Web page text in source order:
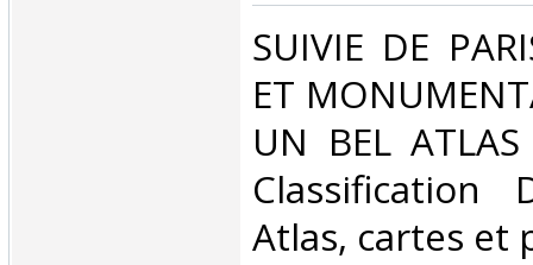
‎SUIVIE DE
ET
UN BEL
Classification
Atlas, cartes et